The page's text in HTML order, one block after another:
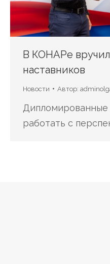
В КОНАРе
наставников
Новости Автор:
Дипломированные
работать с